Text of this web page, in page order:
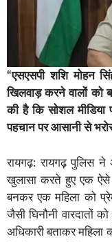
“एसएसपी शशि मोहन
खिलवाड़ करने वालों को
की है कि सोशल मीडिया
पहचान पर आसानी से
रायगढ़: रायगढ़ पुलिस
खुलासा करते हुए एक ऐसे
बनकर एक महिला को
जैसी घिनौनी वारदातों
अधिकारी बताकर महिला